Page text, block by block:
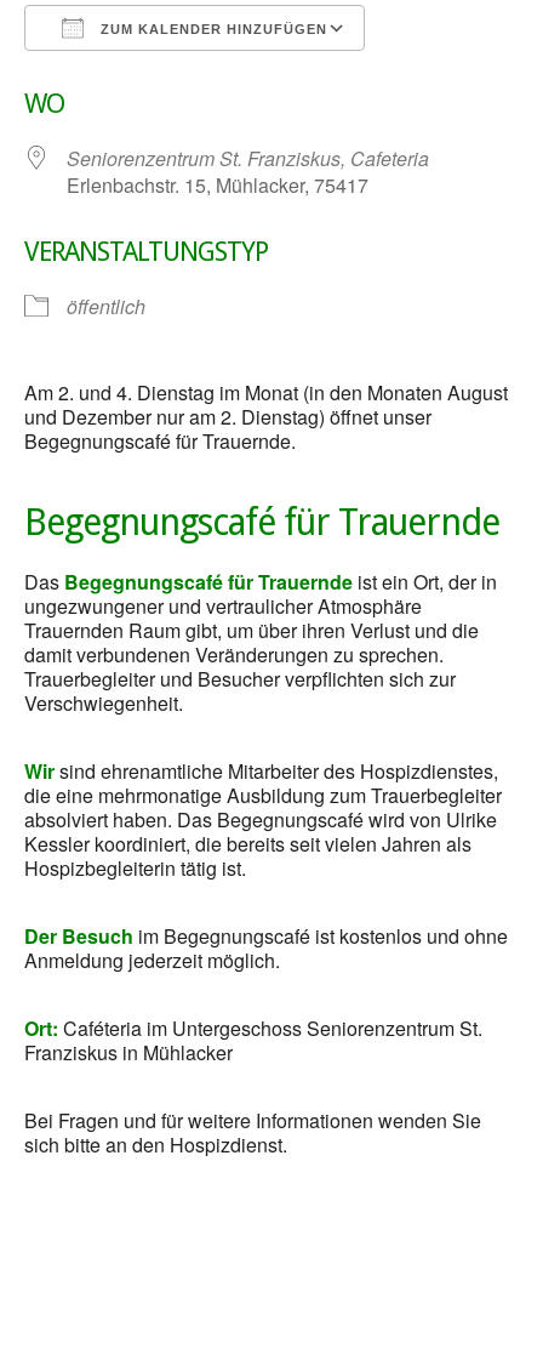
ZUM KALENDER HINZUFÜGEN
WO
Seniorenzentrum St. Franziskus, Cafeteria
Erlenbachstr. 15, Mühlacker, 75417
VERANSTALTUNGSTYP
öffentlich
Am 2. und 4. Dienstag im Monat (in den Monaten August
und Dezember nur am 2. Dienstag) öffnet unser
Begegnungscafé für Trauernde.
Begegnungscafé für Trauernde
Das Begegnungscafé für Trauernde ist ein Ort, der in
ungezwungener und vertraulicher Atmosphäre
Trauernden Raum gibt, um über ihren Verlust und die
damit verbundenen Veränderungen zu sprechen.
Trauerbegleiter und Besucher verpflichten sich zur
Verschwiegenheit.
Wirsind ehrenamtliche Mitarbeiter des Hospizdienstes,
die eine mehrmonatige Ausbildung zum Trauerbegleiter
absolviert haben. Das Begegnungscafé wird von Ulrike
Kessler koordiniert, die bereits seit vielen Jahren als
Hospizbegleiterin tätig ist.
Der Besuch im Begegnungscafé ist kostenlos und ohne
Anmeldung jederzeit möglich.
Ort: Caféteria im Untergeschoss Seniorenzentrum St.
Franziskus in Mühlacker
Bei Fragen und für weitere Informationen wenden Sie
sich bitte an den Hospizdienst.